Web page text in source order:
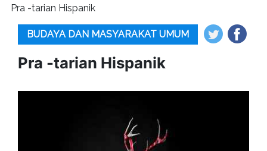
Pra -tarian Hispanik
BUDAYA DAN MASYARAKAT UMUM
Pra -tarian Hispanik